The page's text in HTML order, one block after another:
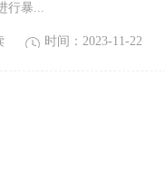
行暴...
时间：2023-11-22